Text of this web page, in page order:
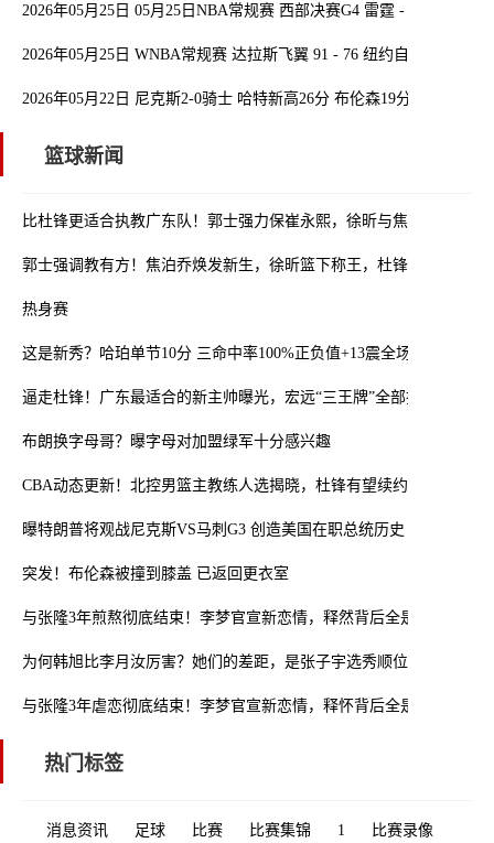
2026年05月25日 05月25日NBA常规赛 西部决赛G4 雷霆 - 马刺 精彩镜
2026年05月25日 WNBA常规赛 达拉斯飞翼 91 - 76 纽约自由人 集锦
2026年05月22日 尼克斯2-0骑士 哈特新高26分 布伦森19分14助 米切
篮球新闻
比杜锋更适合执教广东队！郭士强力保崔永熙，徐昕与焦泊乔大爆发
郭士强调教有方！焦泊乔焕发新生，徐昕篮下称王，杜锋用人存疑
热身赛
这是新秀？哈珀单节10分 三命中率100%正负值+13震全场
逼走杜锋！广东最适合的新主帅曝光，宏远“三王牌”全部打出来了
布朗换字母哥？曝字母对加盟绿军十分感兴趣
CBA动态更新！北控男篮主教练人选揭晓，杜锋有望续约广东宏远
曝特朗普将观战尼克斯VS马刺G3 创造美国在职总统历史
突发！布伦森被撞到膝盖 已返回更衣室
与张隆3年煎熬彻底结束！李梦官宣新恋情，释然背后全是心酸
为何韩旭比李月汝厉害？她们的差距，是张子宇选秀顺位暴跌的原因
与张隆3年虐恋彻底结束！李梦官宣新恋情，释怀背后全是心酸
热门标签
消息资讯 足球 比赛 比赛集锦 1 比赛录像